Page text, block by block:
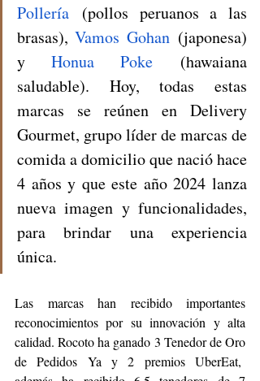
Pollería (pollos peruanos a las
brasas), Vamos Gohan (japonesa)
y Honua Poke (hawaiana
saludable). Hoy, todas estas
marcas se reúnen en Delivery
Gourmet, grupo líder de marcas de
comida a domicilio que nació hace
4 años y que este año 2024 lanza
nueva imagen y funcionalidades,
para brindar una experiencia
única.
Las marcas han recibido importantes
reconocimientos por su innovación y alta
calidad. Rocoto ha ganado 3 Tenedor de Oro
de Pedidos Ya y 2 premios UberEat,